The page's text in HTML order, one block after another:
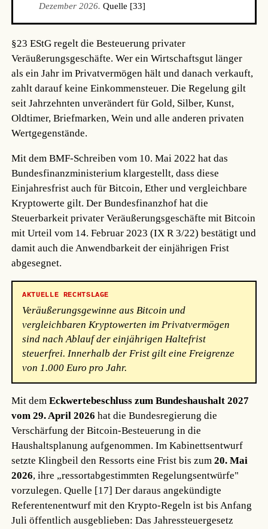
Dezember 2026. Quelle [33]
§23 EStG regelt die Besteuerung privater
Veräußerungsgeschäfte. Wer ein Wirtschaftsgut länger
als ein Jahr im Privatvermögen hält und danach verkauft,
zahlt darauf keine Einkommensteuer. Die Regelung gilt
seit Jahrzehnten unverändert für Gold, Silber, Kunst,
Oldtimer, Briefmarken, Wein und alle anderen privaten
Wertgegenstände.
Mit dem BMF-Schreiben vom 10. Mai 2022 hat das
Bundesfinanzministerium klargestellt, dass diese
Einjahresfrist auch für Bitcoin, Ether und vergleichbare
Kryptowerte gilt. Der Bundesfinanzhof hat die
Steuerbarkeit privater Veräußerungsgeschäfte mit Bitcoin
mit Urteil vom 14. Februar 2023 (IX R 3/22) bestätigt und
damit auch die Anwendbarkeit der einjährigen Frist
abgesegnet.
AKTUELLE RECHTSLAGE
Veräußerungsgewinne aus Bitcoin und
vergleichbaren Kryptowerten im Privatvermögen
sind nach Ablauf der einjährigen Haltefrist
steuerfrei. Innerhalb der Frist gilt eine Freigrenze
von 1.000 Euro pro Jahr.
Mit demEckwertebeschluss zum Bundeshaushalt 2027
vom 29. April 2026 hat die Bundesregierung die
Verschärfung der Bitcoin-Besteuerung in die
Haushaltsplanung aufgenommen. Im Kabinettsentwurf
setzte Klingbeil den Ressorts eine Frist bis zum20. Mai
2026, ihre „ressortabgestimmten Regelungsentwürfe"
vorzulegen.Quelle [17] Der daraus angekündigte
Referentenentwurf mit den Krypto-Regeln ist bis Anfang
Juli öffentlich ausgeblieben: Das Jahressteuergesetz